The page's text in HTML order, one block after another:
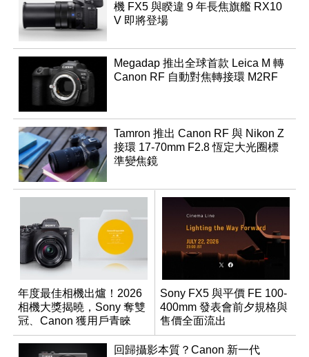
機 FX5 與睽違 9 年長焦旗艦 RX10
V 即將登場
Megadap 推出全球首款 Leica M 轉
Canon RF 自動對焦轉接環 M2RF
Tamron 推出 Canon RF 與 Nikon Z
接環 17-70mm F2.8 恆定大光圈標
準變焦鏡
年度最佳相機出爐！2026
相機大獎揭曉，Sony 奪雙
冠、Canon 獲用戶青睞
Sony FX5 與平價 FE 100-
400mm 發表會前夕規格與
售價全面流出
回歸攝影本質？Canon 新一代